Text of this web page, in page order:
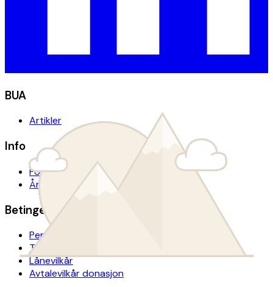
BUA
Artikler
Info
For presse
Årsrapport
Betingelser
Personvern
Tilgjengelighetserklæring
Lånevilkår
Avtalevilkår donasjon